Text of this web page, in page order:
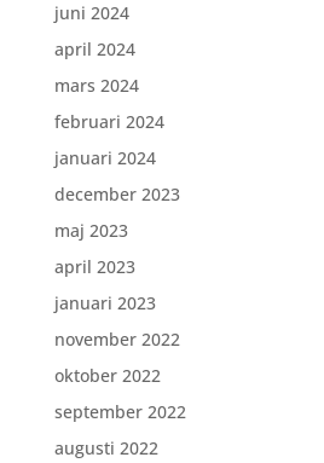
juni 2024
april 2024
mars 2024
februari 2024
januari 2024
december 2023
maj 2023
april 2023
januari 2023
november 2022
oktober 2022
september 2022
augusti 2022